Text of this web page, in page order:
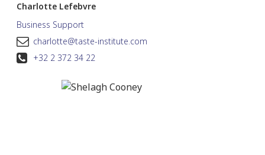
Charlotte Lefebvre
Business Support
charlotte@taste-institute.com
+32 2 372 34 22